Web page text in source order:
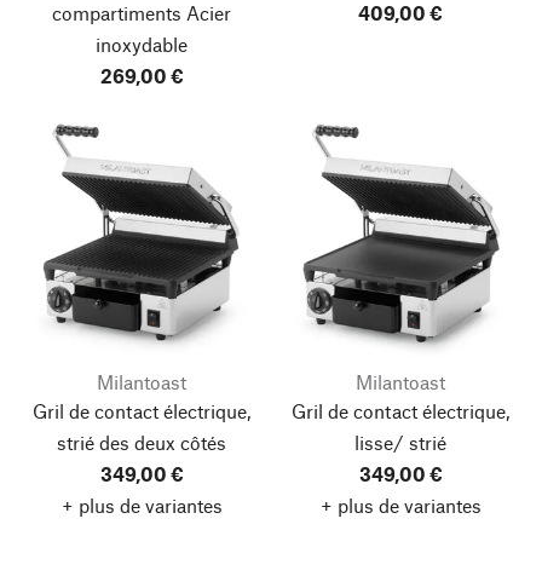
compartiments Acier
inoxydable
269,00 €
409,00 €
Milantoast
Gril de contact électrique,
strié des deux côtés
349,00 €
+ plus de variantes
Milantoast
Gril de contact électrique,
lisse/ strié
349,00 €
+ plus de variantes